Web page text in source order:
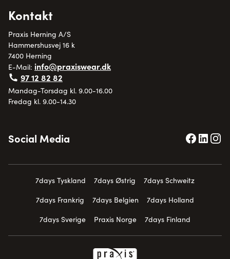
Kontakt
Praxis Herning A/S
Hammershusvej 16 k
7400 Herning
E-Mail: info@praxiswear.dk
97 12 82 82
Mandag-Torsdag kl. 9.00-16.00
Fredag kl. 9.00-14.30
Social Media
7days Tyskland 7days Østrig
7days Schweitz
7days Frankrig
7days Belgien
7days Holland
7days Sverige
Praxis Norge 7days Finland